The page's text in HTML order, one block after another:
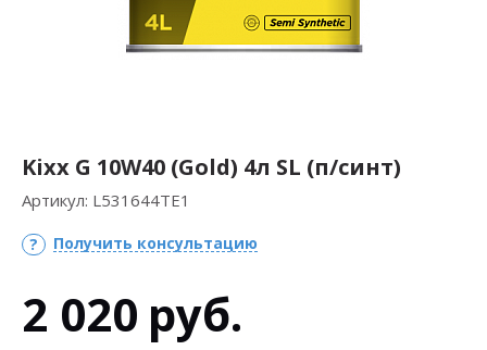
Kixx G 10W40 (Gold) 4л SL (п/синт)
Артикул: L531644TE1
Получить консультацию
2 020 руб.